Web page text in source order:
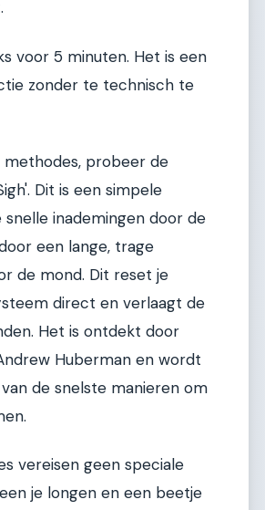
voor 5 minuten. Het is een
zonder te technisch te
methodes, probeer de
Dit is een simpele
inademingen door de
een lange, trage
de mond. Dit reset je
direct en verlaagt de
Het is ontdekt door
Huberman en wordt
de snelste manieren om
vereisen geen speciale
je longen en een beetje